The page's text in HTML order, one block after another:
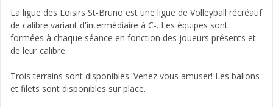
La ligue des Loisirs St-Bruno est une ligue de Volleyball récréatif
de calibre variant d'intermédiaire à C-. Les équipes sont
formées à chaque séance en fonction des joueurs présents et
de leur calibre.
Trois terrains sont disponibles. Venez vous amuser! Les ballons
et filets sont disponibles sur place.